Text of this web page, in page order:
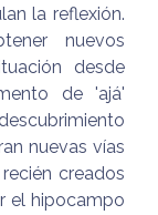
la reflexión.
nuevos
desde
de 'ajá'
nuevas vías
creados
el hipocampo